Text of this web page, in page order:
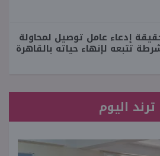
إدعاء عامل توصيل لمحاولة
تتبعه لإنهاء حياته بالقاهرة
اليوم